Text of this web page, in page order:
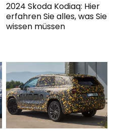
2024 Skoda Kodiaq: Hier
erfahren Sie alles, was Sie
wissen müssen